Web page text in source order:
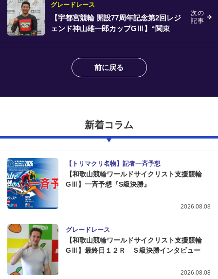
次の
記事
グレードレース
【宇都宮競輪 開設77周年記念第2回レジ
ェンド神山雄一郎カップGⅢ】“関東
前に戻る
新着コラム
【トリマクリ名物】記者一斉予想
【和歌山競輪ワールドサイクリスト支援競輪
GⅢ】一斉予想『S級決勝』
2026.08.08
グレードレース
【和歌山競輪ワールドサイクリスト支援競輪
GⅢ】最終日１２Ｒ Ｓ級決勝インタビュー
2026.08.08